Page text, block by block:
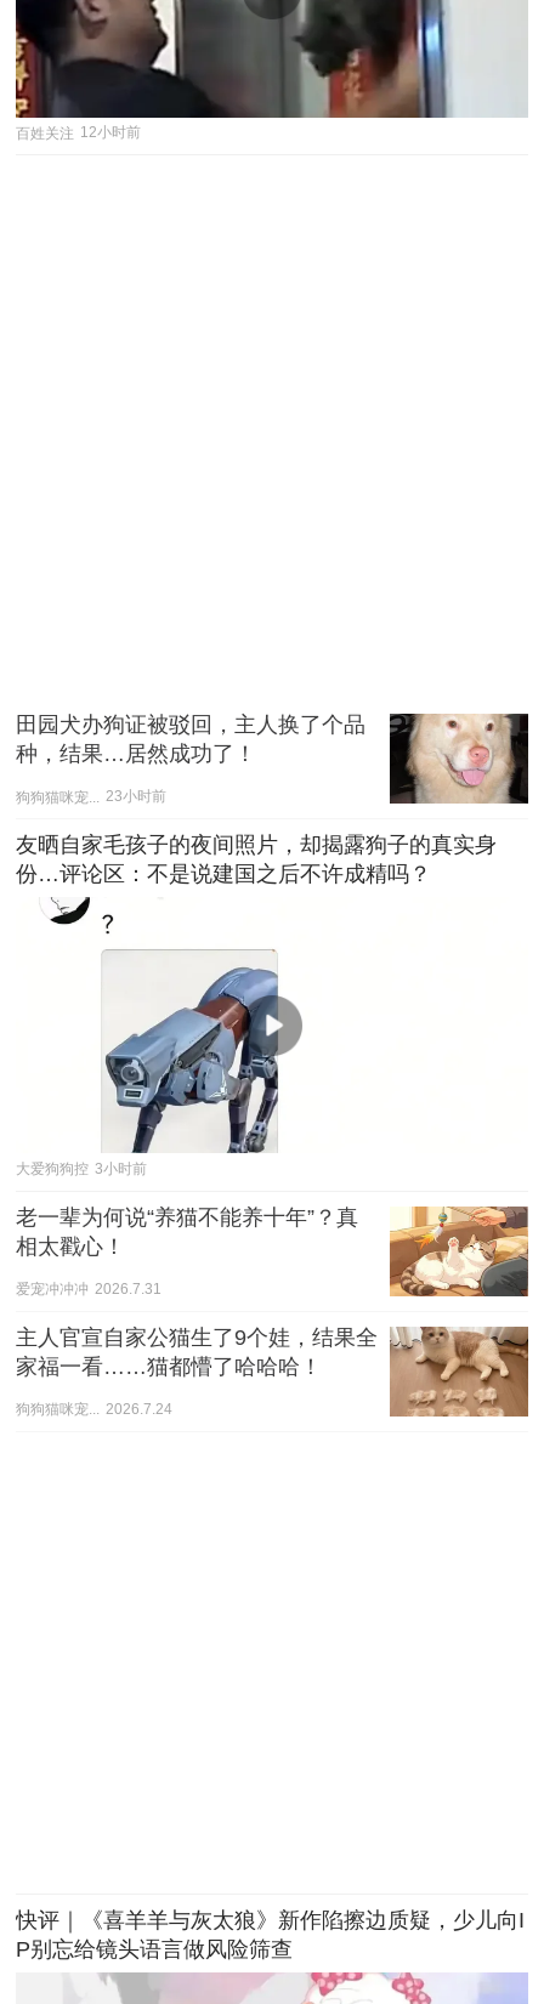
百姓关注 12小时前
田园犬办狗证被驳回，主人换了个品
种，结果…居然成功了！
狗狗猫咪宠... 23小时前
友晒自家毛孩子的夜间照片，却揭露狗子的真实身
份…评论区：不是说建国之后不许成精吗？
大爱狗狗控 3小时前
老一辈为何说“养猫不能养十年”？真
相太戳心！
爱宠冲冲冲 2026.7.31
主人官宣自家公猫生了9个娃，结果全
家福一看……猫都懵了哈哈哈！
狗狗猫咪宠... 2026.7.24
快评｜《喜羊羊与灰太狼》新作陷擦边质疑，少儿向I
P别忘给镜头语言做风险筛查